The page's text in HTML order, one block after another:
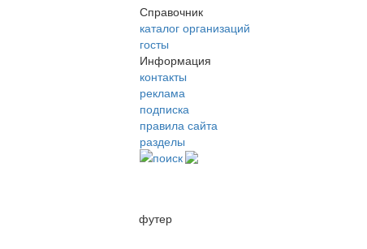
Справочник
каталог организаций
госты
Информация
контакты
реклама
подписка
правила сайта
разделы
поиск
футер